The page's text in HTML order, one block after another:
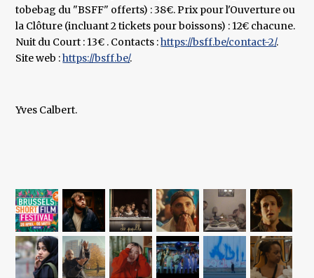
tobebag du "BSFF" offerts) : 38€. Prix pour l'Ouverture ou
la Clôture (incluant 2 tickets pour boissons) : 12€ chacune.
Nuit du Court : 13€ . Contacts :https://bsff.be/contact-2/.
Site web :https://bsff.be/.
Yves Calbert.